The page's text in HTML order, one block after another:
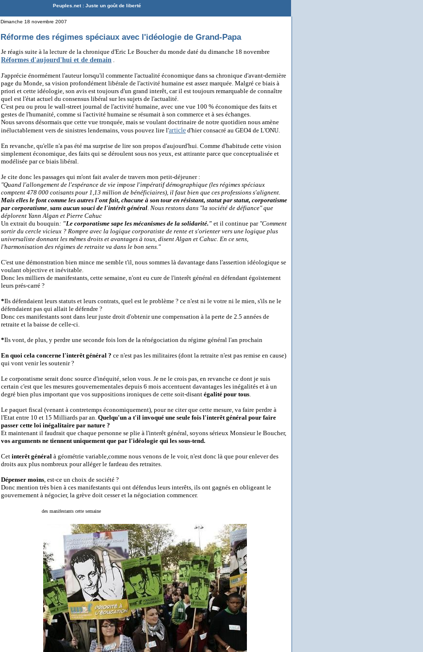
Peuples.net : Juste un goût de liberté
Dimanche 18 novembre 2007
Réforme des régimes spéciaux avec l'idéologie de Grand-Papa
Je réagis suite à la lecture de la chronique d'Eric Le Boucher du monde daté du dimanche 18 novembre
Réformes d'aujourd'hui et de demain
J'apprécie énormément l'auteur lorsqu'il commente l'actualité économique dans sa chronique d'avant-dernière
page du Monde, sa vision profondément libérale de l'activité humaine est assez marquée. Malgré ce biais à
priori et cette idéologie, son avis est toujours d'un grand interêt, car il est toujours remarquable de connaître
quel est l'état actuel du consensus libéral sur les sujets de l'actualité.
C'est peu ou prou le wall-street journal de l'activité humaine, avec une vue 100 % économique des faits et
gestes de l'humanité, comme si l'activité humaine se résumait à son commerce et à ses échanges.
Nous savons désormais que cette vue tronquée, mais se voulant doctrinaire de notre quotidien nous amène
inéluctablement vers de sinistres lendemains, vous pouvez lire l'article d'hier consacré au GEO4 de L'ONU.
En revanche, qu'elle n'a pas été ma surprise de lire son propos d'aujourd'hui. Comme d'habitude cette vision
simplement économique, des faits qui se déroulent sous nos yeux, est attirante parce que conceptualisée et
modélisée par ce biais libéral.
Je cite donc les passages qui m'ont fait avaler de travers mon petit-déjeuner :
"Quand l'allongement de l'espérance de vie impose l'impératif démographique (les régimes spéciaux
comptent 478 000 cotisants pour 1,13 million de bénéficiaires), il faut bien que ces professions s'alignent.
Mais elles le font comme les autres l'ont fait, chacune à son tour en résistant, statut par statut, corporatisme
par corporatisme sans aucun souci de l'intérêt général . Nous restons dans "la société de défiance" que
déplorent Yann Algan et Pierre Cahuc
Un extrait du bouquin : "Le corporatisme sape les mécanismes de la solidarité." et il continue par "Comment
sortir du cercle vicieux ? Rompre avec la logique corporatiste de rente et s'orienter vers une logique plus
universaliste donnant les mêmes droits et avantages à tous, disent Algan et Cahuc. En ce sens,
l'harmonisation des régimes de retraite va dans le bon sens."
C'est une démonstration bien mince me semble t'il, nous sommes là davantage dans l'assertion idéologique se
voulant objective et inévitable.
Donc les milliers de manifestants, cette semaine, n'ont eu cure de l'interêt général en défendant égoïstement
leurs prés-carré ?
*Ils défendaient leurs statuts et leurs contrats, quel est le problème ? ce n'est ni le votre ni le mien, s'ils ne le
défendaient pas qui allait le défendre ?
Donc ces manifestants sont dans leur juste droit d'obtenir une compensation à la perte de 2.5 années de
retraite et la baisse de celle-ci.
*Ils vont, de plus, y perdre une seconde fois lors de la rénégociation du régime général l'an prochain
En quoi cela concerne l'interêt général ? ce n'est pas les militaires (dont la retraite n'est pas remise en cause)
qui vont venir les soutenir ?
Le corporatisme serait donc source d'inéquité, selon vous. Je ne le crois pas, en revanche ce dont je suis
certain c'est que les mesures gouvernementales depuis 6 mois accentuent davantages les inégalités et à un
degré bien plus important que vos suppositions ironiques de cette soit-disant égalité pour tous
Le paquet fiscal (venant à contretemps économiquement), pour ne citer que cette mesure, va faire perdre à
l'Etat entre 10 et 15 Milliards par an. Quelqu'un a t'il invoqué une seule fois l'interêt général pour faire
passer cette loi inégalitaire par nature ?
Et maintenant il faudrait que chaque personne se plie à l'interêt général, soyons sérieux Monsieur le Boucher,
vos arguments ne tiennent uniquement que par l'idéologie qui les sous-tend.
Cet interêt général à géométrie variable,comme nous venons de le voir, n'est donc là que pour enlever des
droits aux plus nombreux pour alléger le fardeau des retraites.
Dépenser moins , est-ce un choix de société ?
Donc mention très bien à ces manifestants qui ont défendus leurs interêts, ils ont gagnés en obligeant le
gouvernement à négocier, la grève doit cesser et la négociation commencer.
des manifestants cette semaine